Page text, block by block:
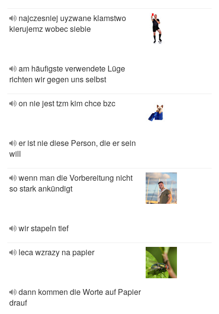
najczesniej uyzwane klamstwo
kierujemz wobec siebie
am häufigste verwendete Lüge
richten wir gegen uns selbst
on nie jest tzm kim chce bzc
er ist nie diese Person, die er sein
will
wenn man die Vorbereitung nicht
so stark ankündigt
wir stapeln tief
leca wzrazy na papier
dann kommen die Worte auf Papier
drauf